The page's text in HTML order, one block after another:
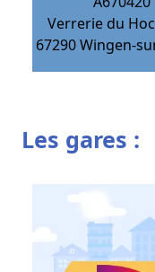
Verrerie du
67290 Wingen-
Les gares :